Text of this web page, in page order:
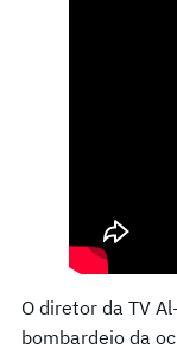
O diretor da TV
bombardeio da